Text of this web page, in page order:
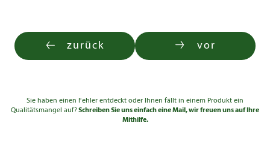
zurück vor
Sie haben einen Fehler entdeckt oder Ihnen fällt in einem Produkt ein
Qualitätsmangel auf?Schreiben Sie uns einfach eine Mail, wir freuen uns auf Ihre
Mithilfe.